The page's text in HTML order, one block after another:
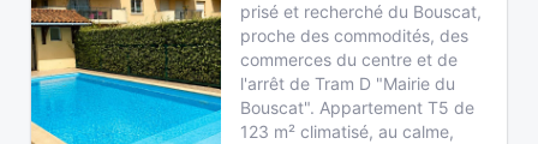
prisé et recherché du Bouscat,
proche des commodités, des
commerces du centre et de
l'arrêt de Tram D "Mairie du
Bouscat". Appartement T5 de
123 m² climatisé, au calme,